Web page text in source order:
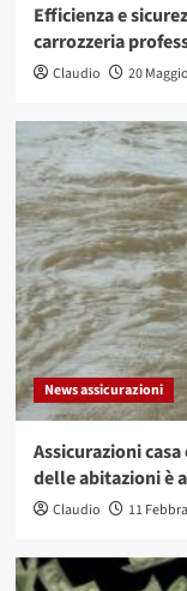
Efficienza e
carrozzeria
Claudio 20
News assicurazioni
Assicurazioni
delle abitazioni è
Claudio 11